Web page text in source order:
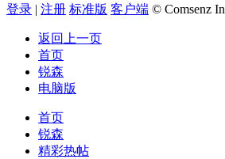
登录 | 注册 标准版 客户端 © Comsenz
返回上一页
首页
锐森
电脑版
首页
锐森
精彩热帖